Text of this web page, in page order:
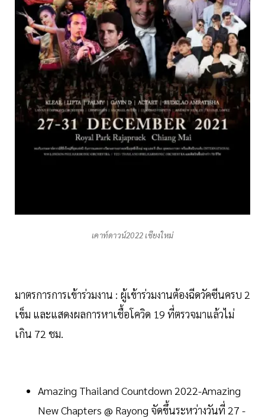
เคาท์ดาวน์2022 เชียงใหม่
มาตรการการเข้าร่วมงาน : ผู้เข้าร่วมงานต้องฉีดวัคซีนครบ 2
เข็ม และแสดงผลการหาเชื้อโควิด 19 ที่ตรวจมาแล้วไม่
เกิน 72 ชม.
Amazing Thailand Countdown 2022-Amazing
New Chapters @ Rayong จัดขึ้นระหว่างวันที่ 27 -